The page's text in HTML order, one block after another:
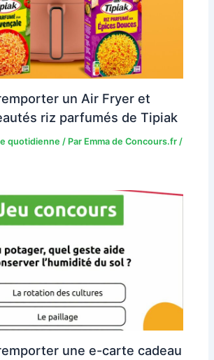
un Air Fryer et
riz parfumés de Tipiak
quotidienne / Par Emma de Concours.fr /
une e-carte cadeau